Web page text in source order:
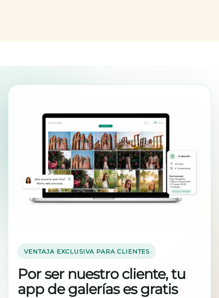
VENTAJA EXCLUSIVA PARA CLIENTES
Por ser nuestro cliente, tu
app de galerías es gratis